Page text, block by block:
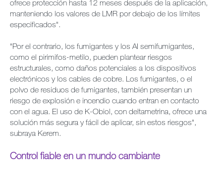
ofrece protección hasta 12 meses después de la aplicación,
manteniendo los valores de LMR por debajo de los límites
especificados".
"Por el contrario, los fumigantes y los AI semifumigantes,
como el pirimifos-metilo, pueden plantear riesgos
estructurales, como daños potenciales a los dispositivos
electrónicos y los cables de cobre. Los fumigantes, o el
polvo de residuos de fumigantes, también presentan un
riesgo de explosión e incendio cuando entran en contacto
con el agua. El uso de K-Obiol, con deltametrina, ofrece una
solución más segura y fácil de aplicar, sin estos riesgos",
subraya Kerem.
Control fiable en un mundo cambiante